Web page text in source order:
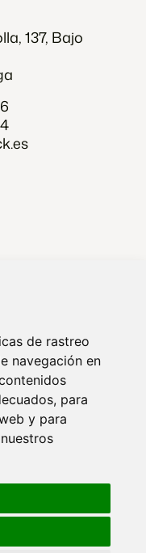
de rastreo
navegación en
para
y para
137, Bajo
de marketing
privacidad